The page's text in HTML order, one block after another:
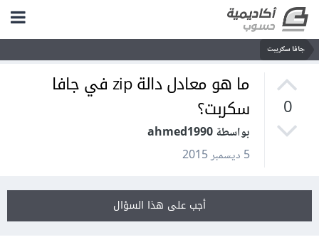
جافا سكريبت
0
ما هو معادل دالة zip في جافا
سكربت؟
بواسطة ahmed1990
5 ديسمبر 2015
أجب على هذا السؤال